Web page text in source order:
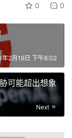
0 0
2月19日 下午6:02
可能超出想象
Next